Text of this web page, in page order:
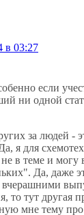
в 03:27
если
ни одной
за людей -
я для
в теме и могу
Да, даже
то тут другая
мне тему